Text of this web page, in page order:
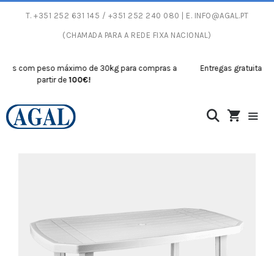
T. +351 252 631 145 / +351 252 240 080 | E. INFO@AGAL.PT
(CHAMADA PARA A REDE FIXA NACIONAL)
peso máximo de 30kg para compras a
partir de100€!
Entregas gratuitas com